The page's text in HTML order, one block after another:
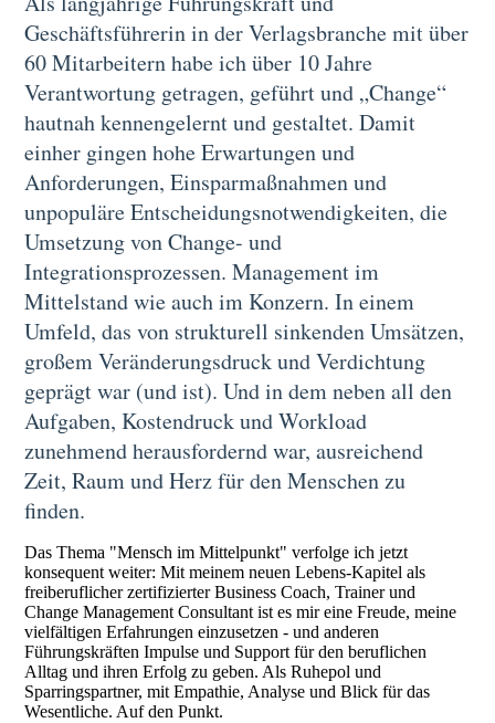
Geschäftsführerin in der Verlagsbranche mit über
60 Mitarbeitern habe ich über 10 Jahre
Verantwortung getragen, geführt und „Change“
hautnah kennengelernt und gestaltet. Damit
einher gingen hohe Erwartungen und
Anforderungen, Einsparmaßnahmen und
unpopuläre Entscheidungsnotwendigkeiten, die
Umsetzung von Change- und
Integrationsprozessen. Management im
Mittelstand wie auch im Konzern. In einem
Umfeld, das von strukturell sinkenden Umsätzen,
großem Veränderungsdruck und Verdichtung
geprägt war (und ist). Und in dem neben all den
Aufgaben, Kostendruck und Workload
zunehmend herausfordernd war, ausreichend
Zeit, Raum und Herz für den Menschen zu
finden.
Das Thema "Mensch im Mittelpunkt" verfolge ich jetzt
konsequent weiter: Mit meinem neuen Lebens-Kapitel als
freiberuflicher zertifizierter Business Coach, Trainer und
Change Management Consultant ist es mir eine Freude, meine
vielfältigen Erfahrungen einzusetzen - und anderen
Führungskräften Impulse und Support für den beruflichen
Alltag und ihren Erfolg zu geben. Als Ruhepol und
Sparringspartner, mit Empathie, Analyse und Blick für das
Wesentliche. Auf den Punkt.